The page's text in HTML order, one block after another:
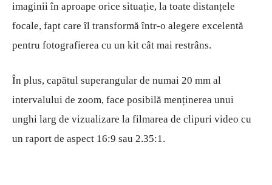
imaginii în aproape orice situație, la toate distanțele
focale, fapt care îl transformă într-o alegere excelentă
pentru fotografierea cu un kit cât mai restrâns.
În plus, capătul superangular de numai 20 mm al
intervalului de zoom, face posibilă menținerea unui
unghi larg de vizualizare la filmarea de clipuri video cu
un raport de aspect 16:9 sau 2.35:1.